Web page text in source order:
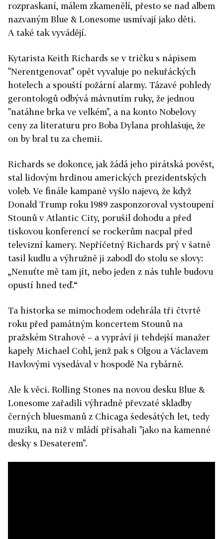
rozpraskaní, málem zkamenělí, přesto se nad albem
nazvaným Blue & Lonesome usmívají jako děti.
A také tak vyvádějí.
Kytarista Keith Richards se v tričku s nápisem
"Nerentgenovat" opět vyvaluje po nekuřáckých
hotelech a spouští požární alarmy. Tázavé pohledy
gerontologů odbývá mávnutím ruky, že jednou
"natáhne brka ve velkém", a na konto Nobelovy
ceny za literaturu pro Boba Dylana prohlašuje, že
on by bral tu za chemii.
Richards se dokonce, jak žádá jeho pirátská pověst,
stal lidovým hrdinou amerických prezidentských
voleb. Ve finále kampaně vyšlo najevo, že když
Donald Trump roku 1989 zasponzoroval vystoupení
Stounů v Atlantic City, porušil dohodu a před
tiskovou konferencí se rockerům nacpal před
televizní kamery. Nepříčetný Richards prý v šatně
tasil kudlu a výhružně ji zabodl do stolu se slovy:
„Nenuťte mě tam jít, nebo jeden z nás tuhle budovu
opustí hned teď.“
Ta historka se mimochodem odehrála tři čtvrtě
roku před památným koncertem Stounů na
pražském Strahově – a vypráví ji tehdejší manažer
kapely Michael Cohl, jenž pak s Olgou a Václavem
Havlovými vysedával v hospodě Na rybárně.
Ale k věci. Rolling Stones na novou desku Blue &
Lonesome zařadili výhradně převzaté skladby
černých bluesmanů z Chicaga šedesátých let, tedy
muziku, na niž v mládí přísahali "jako na kamenné
desky s Desaterem".